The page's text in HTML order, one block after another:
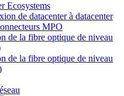
Ecosystems
de datacenter à datacenter
MPO
de la fibre optique de niveau
de la fibre optique de niveau